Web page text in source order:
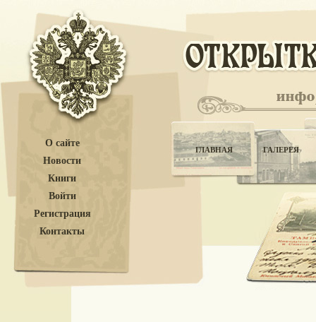
О сайте
Новости
Книги
Войти
Регистрация
Контакты
ГЛАВНАЯ ГАЛЕРЕЯ